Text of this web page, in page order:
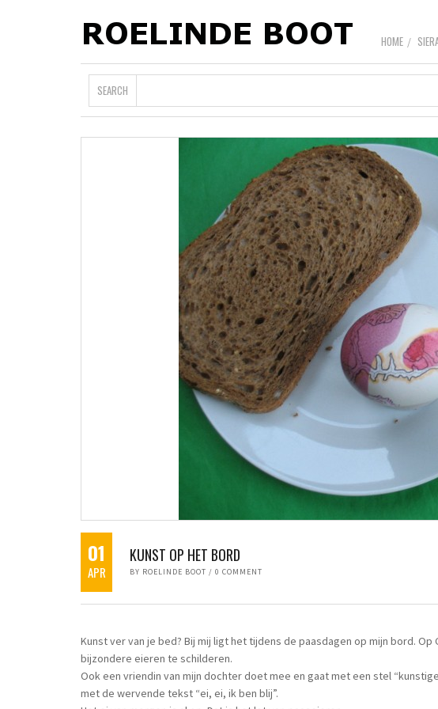
HOME
SEARCH
01
APR
KUNST OP HET BORD
BY ROELINDE BOOT / 0 COMMENT
Kunst ver van je bed? Bij mij ligt het tijdens de paasdagen op mijn bord.
bijzondere eieren te schilderen.
Ook een vriendin van mijn dochter doet mee en gaat met een stel
met de wervende tekst “ei, ei, ik ben blij”.